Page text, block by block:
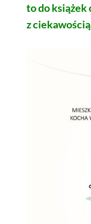
to do książek
z